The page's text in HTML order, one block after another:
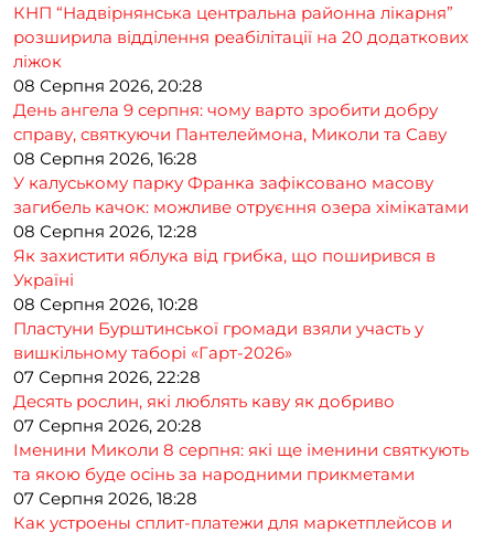
КНП “Надвірнянська центральна районна лікарня”
розширила відділення реабілітації на 20 додаткових
ліжок
08 Серпня 2026, 20:28
День ангела 9 серпня: чому варто зробити добру
справу, святкуючи Пантелеймона, Миколи та Саву
08 Серпня 2026, 16:28
У калуському парку Франка зафіксовано масову
загибель качок: можливе отруєння озера хімікатами
08 Серпня 2026, 12:28
Як захистити яблука від грибка, що поширився в
Україні
08 Серпня 2026, 10:28
Пластуни Бурштинської громади взяли участь у
вишкільному таборі «Гарт-2026»
07 Серпня 2026, 22:28
Десять рослин, які люблять каву як добриво
07 Серпня 2026, 20:28
Іменини Миколи 8 серпня: які ще іменини святкують
та якою буде осінь за народними прикметами
07 Серпня 2026, 18:28
Как устроены сплит-платежи для маркетплейсов и